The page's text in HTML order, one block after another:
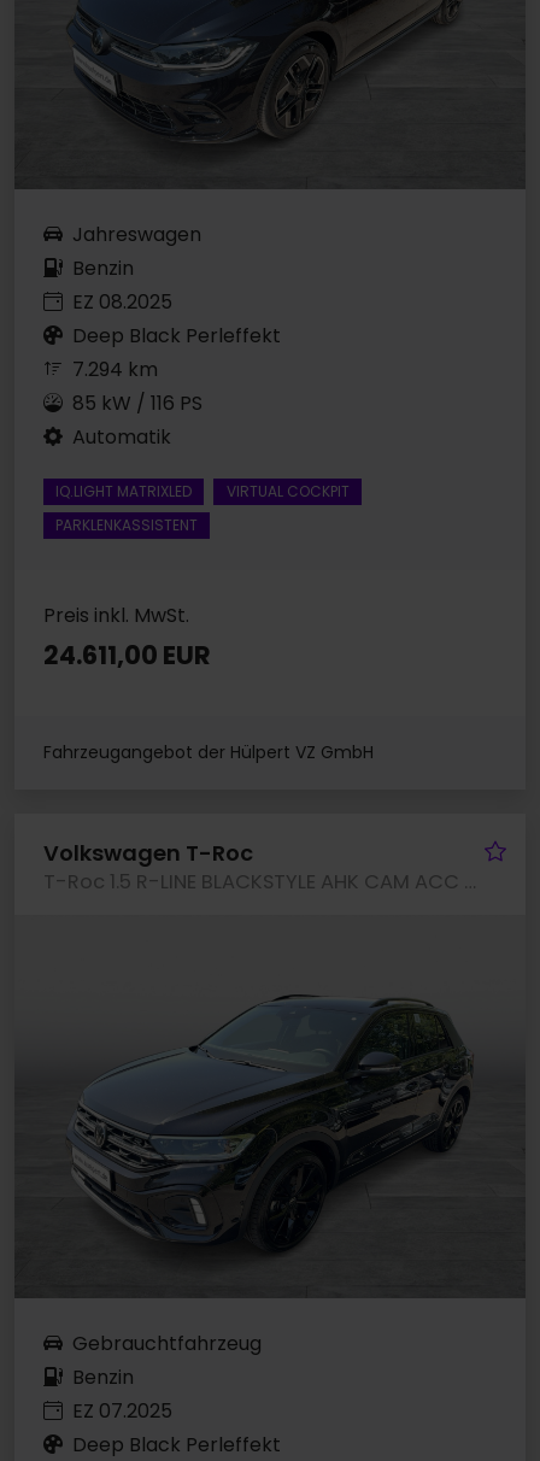
Jahreswagen
Benzin
EZ 08.2025
Deep Black Perleffekt
7.294 km
85 kW / 116 PS
Automatik
IQ.LIGHT MATRIXLED
VIRTUAL COCKPIT
PARKLENKASSISTENT
Preis inkl. MwSt.
24.611,00 EUR
Fahrzeugangebot der Hülpert VZ GmbH
Volkswagen T-Roc
T-Roc 1.5 R-LINE BLACKSTYLE AHK CAM ACC LM19 NAVI
Gebrauchtfahrzeug
Benzin
EZ 07.2025
Deep Black Perleffekt